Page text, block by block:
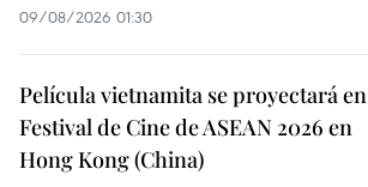
09/08/2026 01:30
Película vietnamita se proyectará en
Festival de Cine de ASEAN 2026 en
Hong Kong (China)